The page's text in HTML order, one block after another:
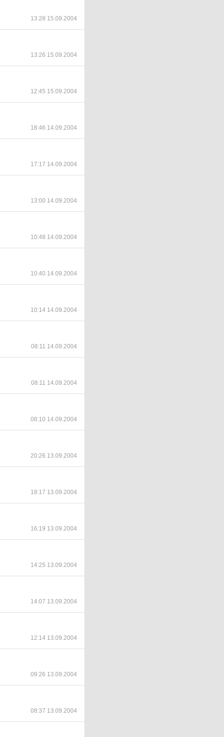
13:28 15.09.2004
13:26 15.09.2004
12:45 15.09.2004
18:46 14.09.2004
17:17 14.09.2004
13:00 14.09.2004
10:48 14.09.2004
10:40 14.09.2004
10:14 14.09.2004
08:11 14.09.2004
08:11 14.09.2004
08:10 14.09.2004
20:26 13.09.2004
18:17 13.09.2004
16:19 13.09.2004
14:25 13.09.2004
14:07 13.09.2004
12:14 13.09.2004
09:26 13.09.2004
08:37 13.09.2004